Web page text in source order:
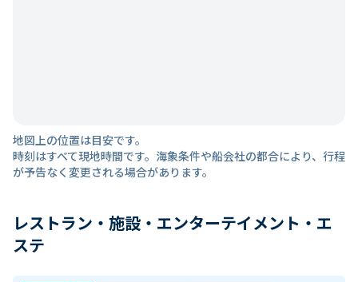
地図上の位置は目安です。
時刻はすべて現地時間です。海象条件や船会社の都合により、行程
が予告なく変更される場合があります。
レストラン・施設・エンターテイメント・エ
ステ